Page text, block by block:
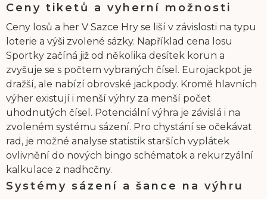
Ceny tiketů a vyherní možnosti
Ceny losů a her V Sazce Hry se liší v závislosti na typu
loterie a výši zvolené sázky. Například cena losu
Sportky začíná již od několika desítek korun a
zvyšuje se s počtem vybraných čísel. Eurojackpot je
dražší, ale nabízí obrovské jackpody. Kromě hlavních
výher existují i menší výhry za menší počet
uhodnutých čísel. Potenciální výhra je závislá i na
zvoleném systému sázení. Pro chystání se očekávat
rad, je možné analyse statistik starších vyplátek
ovlivnění do nových bingo schématok a rekurzyální
kalkulace z nadhcčny.
Systémy sázení a šance na výhru